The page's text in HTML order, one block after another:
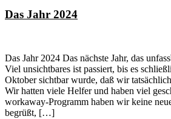
Das Jahr 2024
Das Jahr 2024 Das nächste Jahr, das
Viel unsichtbares ist passiert, bis es
Oktober sichtbar wurde, daß wir
Wir hatten viele Helfer und haben viel
workaway-Programm haben wir keine
begrüßt, […]